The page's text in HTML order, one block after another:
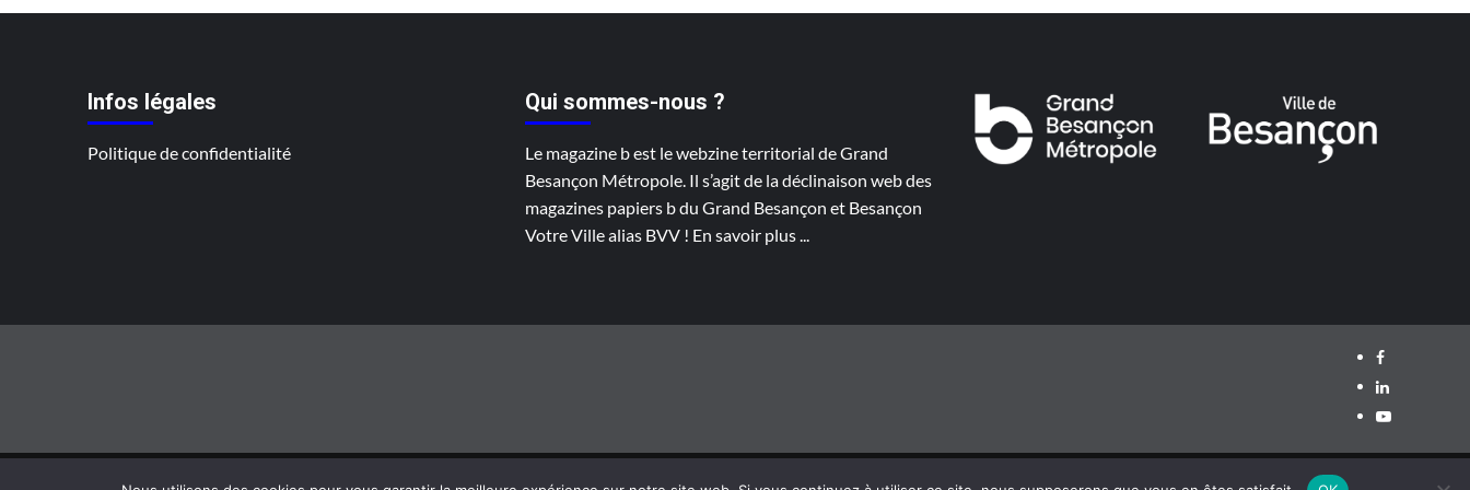
Infos légales
Politique de confidentialité
Qui sommes-nous ?
Le magazine b est le webzine territorial de Grand
Besançon Métropole. Il s’agit de la déclinaison web des
magazines papiers b du Grand Besançon et Besançon
Votre Ville alias BVV ! En savoir plus...
Facebook
LinkedIn
Youtube